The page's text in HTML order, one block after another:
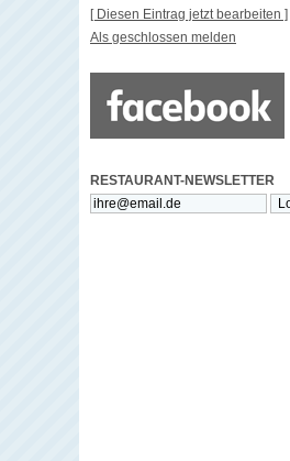
[ Diesen Eintrag jetzt bearbeiten ]
Als geschlossen melden
RESTAURANT-NEWSLETTER